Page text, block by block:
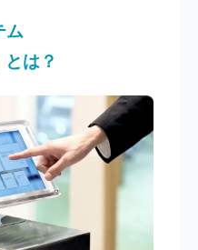
ム
とは？